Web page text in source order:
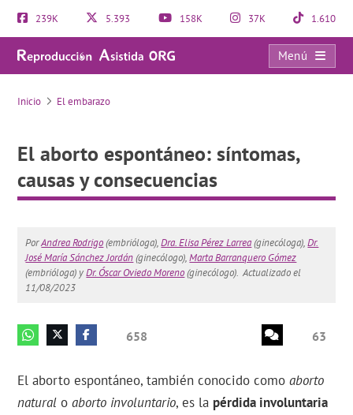
239K 5.393 158K 37K 1.610
Menú
El aborto espontáneo: síntomas, causas y consecuencias
Inicio El embarazo
El aborto espontáneo: síntomas,
causas y consecuencias
PorAndrea Rodrigo(embrióloga),Dra. Elisa Pérez Larrea(ginecóloga),Dr.
José María Sánchez Jordán(ginecólogo),Marta Barranquero Gómez
(embrióloga) yDr. Óscar Oviedo Moreno(ginecólogo). Actualizado el
11/08/2023
658 63
El aborto espontáneo, también conocido comoaborto
natural oaborto involuntario, es la pérdida involuntaria